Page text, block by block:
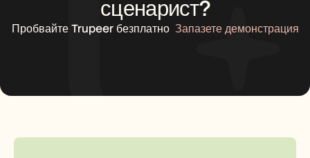
сценарист?
Пробвайте Trupeer безплатно Запазете демонстрация